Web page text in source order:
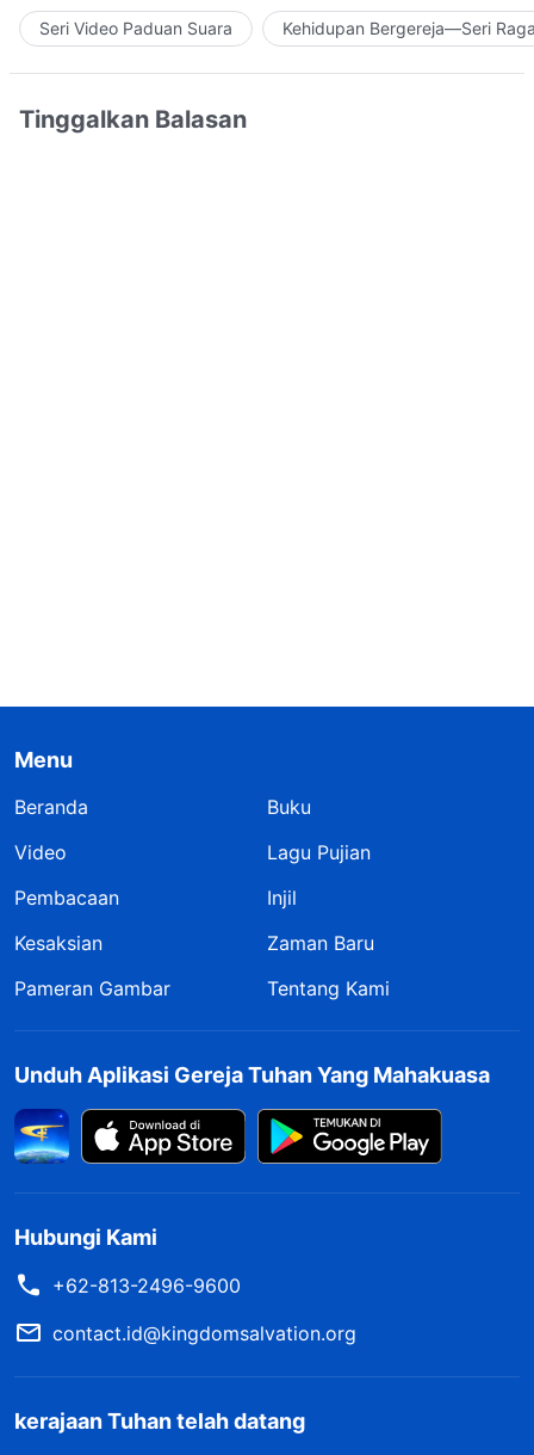
Seri Video Paduan Suara Kehidupan Bergereja—Seri
Tinggalkan Balasan
Menu
Beranda
Buku
Video
Lagu Pujian
Pembacaan
Injil
Kesaksian
Zaman Baru
Pameran Gambar
Tentang Kami
Unduh Aplikasi Gereja Tuhan Yang Mahakuasa
Hubungi Kami
+62-813-2496-9600
contact.id@kingdomsalvation.org
kerajaan Tuhan telah datang